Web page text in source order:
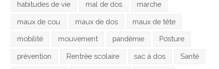
habitudes de vie mal de dos marche
maux de cou maux de dos maux de tête
mobilité mouvement pandémie Posture
prévention Rentrée scolaire sac à dos Santé